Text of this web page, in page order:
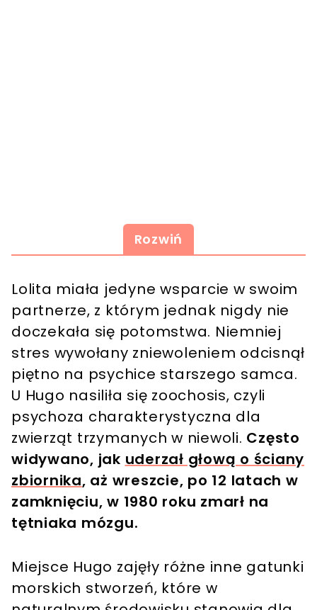
Rozwiń
Lolita miała jedyne wsparcie w swoim
partnerze, z którym jednak nigdy nie
doczekała się potomstwa. Niemniej
stres wywołany zniewoleniem odcisnął
piętno na psychice starszego samca.
U Hugo nasiliła się zoochosis, czyli
psychoza charakterystyczna dla
zwierząt trzymanych w niewoli. Często
widywano, jak uderzał głową o ściany
zbiornika, aż wreszcie, po 12 latach w
zamknięciu, w 1980 roku zmarł na
tętniaka mózgu.
Miejsce Hugo zajęły różne inne gatunki
morskich stworzeń, które w